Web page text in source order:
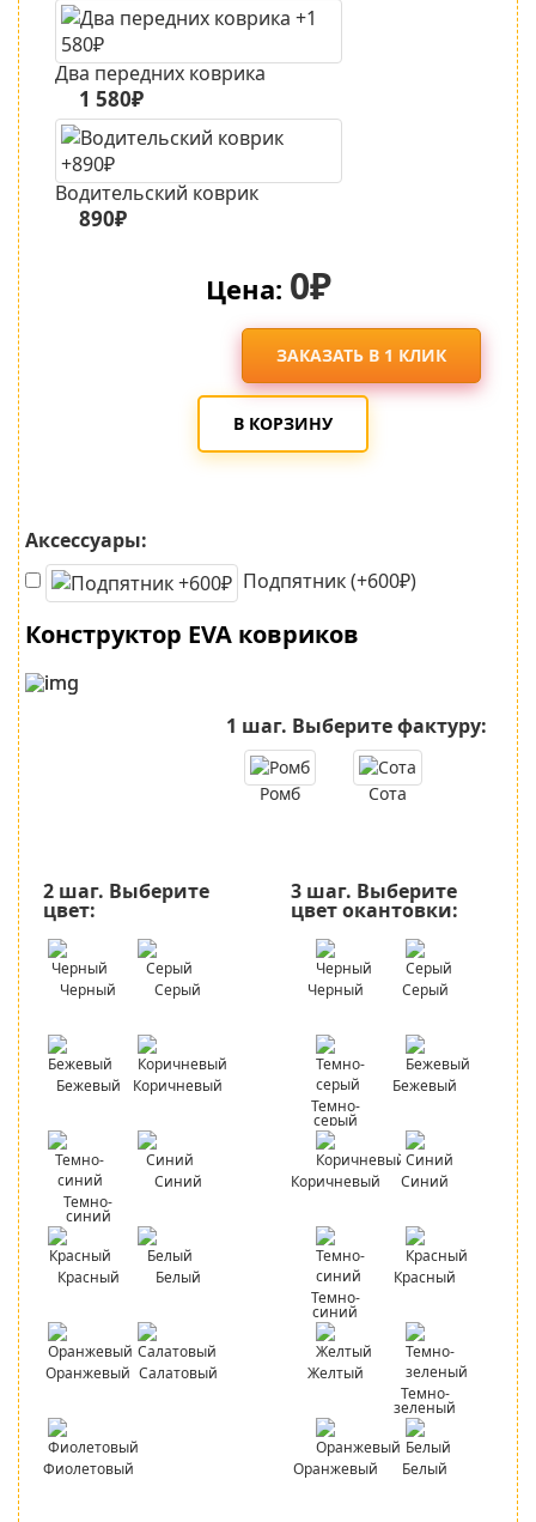
Два передних коврика
1 580₽
Водительский коврик
890₽
Цена: 0₽
ЗАКАЗАТЬ В 1 КЛИК
В КОРЗИНУ
Аксессуары:
Подпятник (+600₽)
Конструктор EVA ковриков
1 шаг. Выберите фактуру:
Ромб Сота
2 шаг. Выберите
цвет:
Черный Серый
Бежевый Коричневый
Темно-
синий
Синий
Красный Белый
Оранжевый Салатовый
Фиолетовый
3 шаг. Выберите
цвет окантовки:
Черный Серый
Темно-
серый
Бежевый
Коричневый Синий
Темно-
синий
Красный
Желтый
Темно-
зеленый
Оранжевый Белый